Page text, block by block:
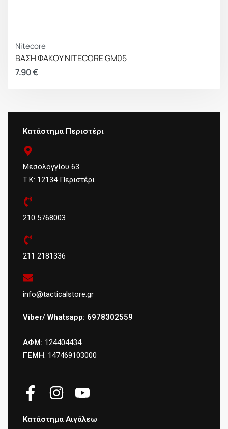
Nitecore
ΒΑΣΗ ΦΑΚΟΥ NITECORE GM05
7.90€
Κατάστημα Περιστέρι
Μεσολογγίου 63
Τ.Κ: 12134 Περιστέρι
210 5768003
211 2181336
info@tacticalstore.gr
Viber/ Whatsapp: 6978302559
ΑΦΜ: 124404434
ΓΕΜΗ: 147469103000
Κατάστημα Αιγάλεω